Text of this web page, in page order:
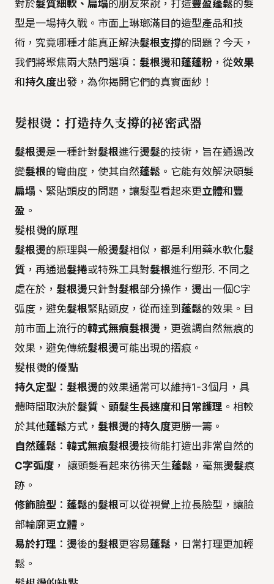
對於髮質細軟、扁塌的朋友來說，打造豐盈蓬鬆的髮
型是一場持久戰。市面上琳瑯滿目的造型產品和技
術，究竟哪種才能真正解決髮根支撐的問題？今天，
我們將聚焦兩大熱門選項： 髮根燙和蓬蓬粉 ，從效果
和持久度出發，為你揭開它們的真實面紗！
髮根燙：打造持久支撐的祕密武器
髮根燙是一種針對髮根進行燙髮的技術，旨在通過改
變髮根的彎曲度，使其自然蓬鬆 。它能有效解決頭髮
扁塌 、緊貼頭皮的問題，讓髮型看起來更立體和 豐
盈 。
髮根燙的原理
髮根燙的原理與一般燙髮相似，都是利用藥水軟化髮
質 ，再通過髮捲或特殊工具對髮根進行塑形. 不同之
處在於， 髮根燙只針對髮根部分操作， 燙出一個C字
弧度，避免髮根緊貼頭皮，從而達到蓬鬆的效果。目
前市面上流行的韓式無痕髮根燙 ，更強調自然無痕的
效果，避免傳統髮根燙可能出現的摺痕。
髮根燙的優點
持久定型 ： 髮根燙的效果通常可以維持1-3個月，具
體時間取決於髮質 、 頭髮生長速度和 日常護理 。相較
於其他蓬鬆方式， 髮根燙的持久度更勝一籌。
自然蓬鬆 ： 韓式無痕髮根燙技術能打造出非常自然的
C字弧度 ， 讓頭髮看起來彷彿天生蓬鬆 ，毫無燙髮痕
跡。
修飾臉型 ： 蓬鬆的髮根可以從視覺上拉長臉型，讓臉
部輪廓更立體 。
易於打理 ： 燙後的髮根更容易蓬鬆 ，日常打理更加輕
鬆。